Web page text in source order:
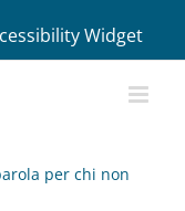
Widget
per chi non